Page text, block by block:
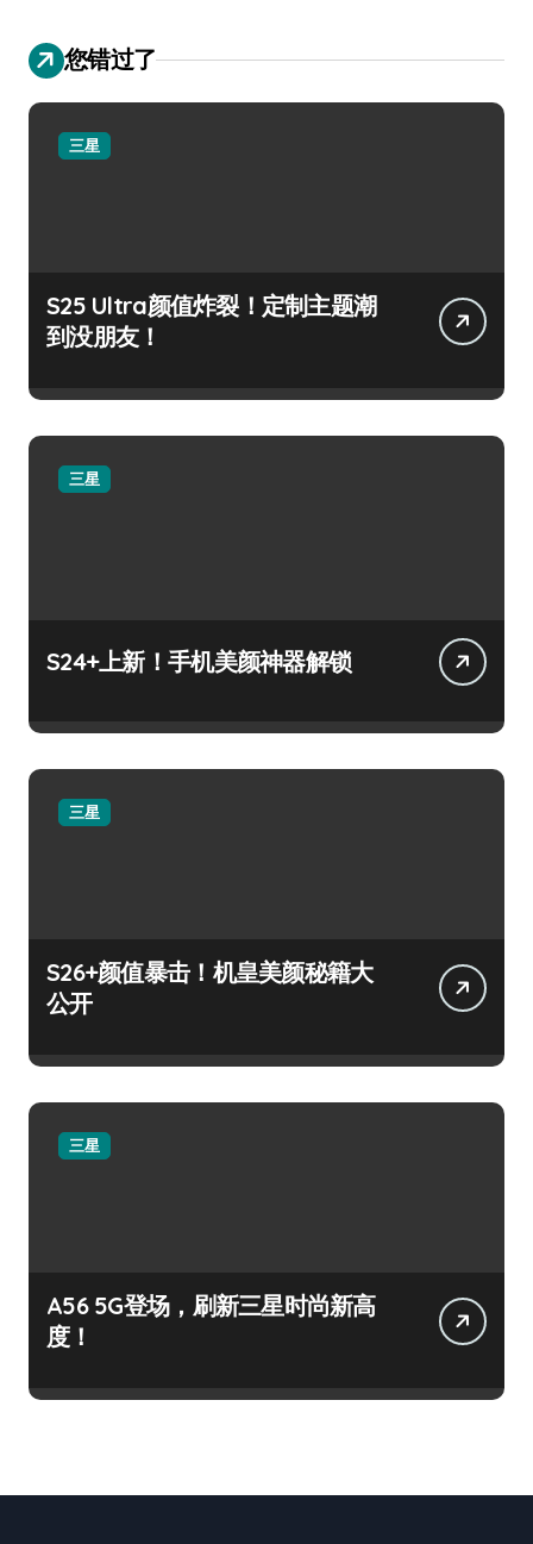
您错过了
三星
S25 Ultra颜值炸裂！定制主题潮
到没朋友！
三星
S24+上新！手机美颜神器解锁
三星
S26+颜值暴击！机皇美颜秘籍大
公开
三星
A56 5G登场，刷新三星时尚新高
度！